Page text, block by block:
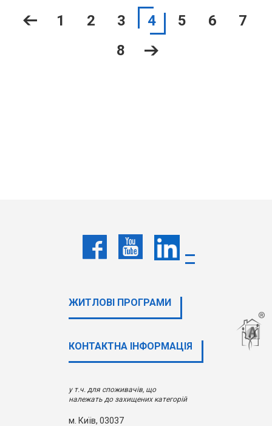
1 2 3 4 5 6
7
8
ЖИТЛОВІ ПРОГРАМИ
КОНТАКТНА ІНФОРМАЦІЯ
у т.ч. для споживачів, що
належать до захищених категорій
м. Київ, 03037